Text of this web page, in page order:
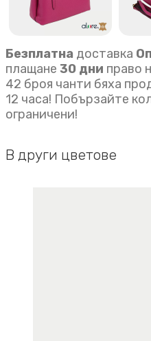
Безплатна доставка
плащане 30 дни право
42 броя чанти бяха
12 часа! Побързайте
ограничени!
В други цветове